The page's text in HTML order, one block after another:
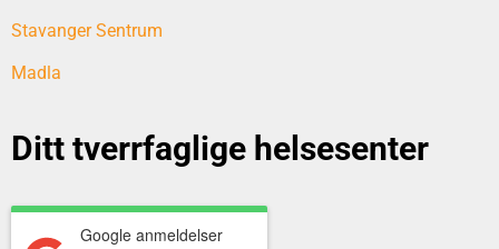
Stavanger Sentrum
Madla
Ditt tverrfaglige helsesenter
Google anmeldelser